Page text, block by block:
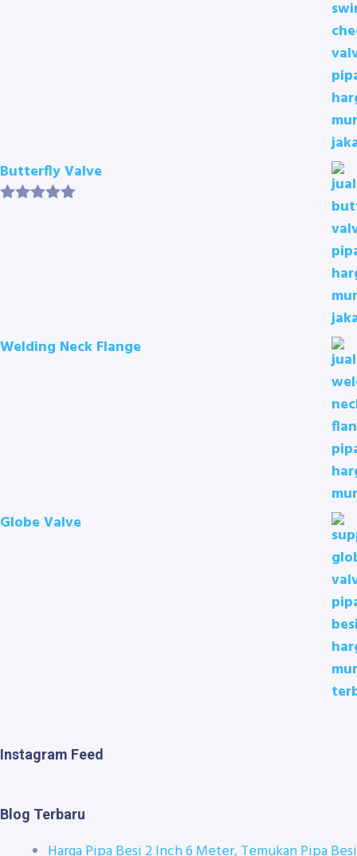
Butterfly Valve
Welding Neck Flange
Globe Valve
Instagram Feed
Blog Terbaru
Harga Pipa Besi 2 Inch 6 Meter, Temukan Pipa Besi